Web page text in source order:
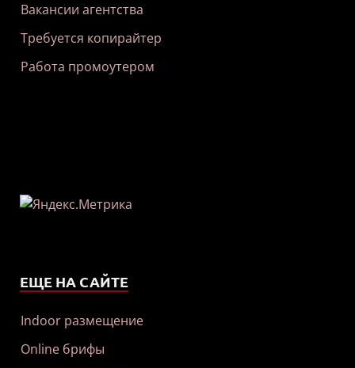
Вакансии агентства
Требуется копирайтер
Работа промоутером
ЕЩЕ НА САЙТЕ
Indoor размещение
Online брифы